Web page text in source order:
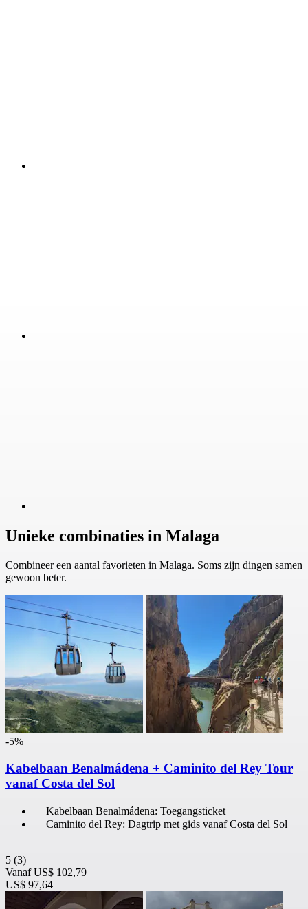
Unieke combinaties in Malaga
Combineer een aantal favorieten in Malaga. Soms zijn dingen samen
gewoon beter.
-5%
Kabelbaan Benalmádena + Caminito del Rey Tour
vanaf Costa del Sol
Kabelbaan Benalmádena: Toegangsticket
Caminito del Rey: Dagtrip met gids vanaf Costa del Sol
5 (3)
Vanaf US$ 102,79
US$ 97,64